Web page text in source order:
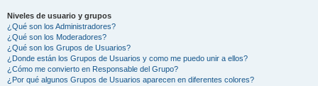
Niveles de usuario y grupos
¿Qué son los Administradores?
¿Qué son los Moderadores?
¿Qué son los Grupos de Usuarios?
¿Donde están los Grupos de Usuarios y como me puedo unir a ellos?
¿Cómo me convierto en Responsable del Grupo?
¿Por qué algunos Grupos de Usuarios aparecen en diferentes colores?